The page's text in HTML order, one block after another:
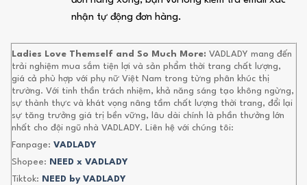
nhận tự động đơn hàng.
Ladies Love Themself and So Much More: VADLADY mang đến
trải nghiệm mua sắm tiện lợi và sản phẩm thời trang chất lượng,
giá cả phù hợp với phụ nữ Việt Nam trong từng phân khúc thị
trường. Với tinh thần trách nhiệm, khả năng sáng tạo không ngừng,
sự thành thực và khát vọng nâng tầm chất lượng thời trang, đổi lại
sự tăng trưởng giá trị bền vững, lâu dài chính là phần thưởng lớn
nhất cho đội ngũ nhà VADLADY. Liên hệ với chúng tôi:
Fanpage: VADLADY
Shopee:
NEED x VADLADY
Tiktok:
NEED by VADLADY